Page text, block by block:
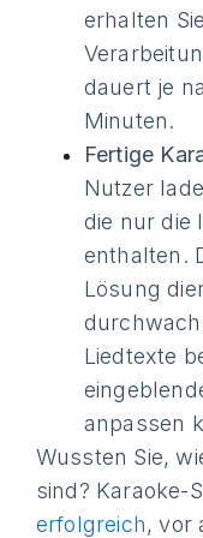
erhalten
dauert je
Minuten.
Fertige
Nutzer
die nur die
enthalten.
Lösung
Liedtexte
anpassen
Wussten Sie,
sind? Karaoke-
erfolgreich, vor